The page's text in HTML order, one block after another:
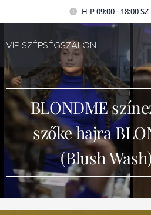
H-P 09:00 - 18:00
VIP SZÉPSÉGSZALON
BLONDME
szőke hajra
(Blush